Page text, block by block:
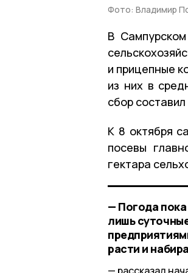
Фото: Владимир
В
и прицепные
из них в
сбор
К 8 октября
посевы
гектара
— Погода
лишь
расти и